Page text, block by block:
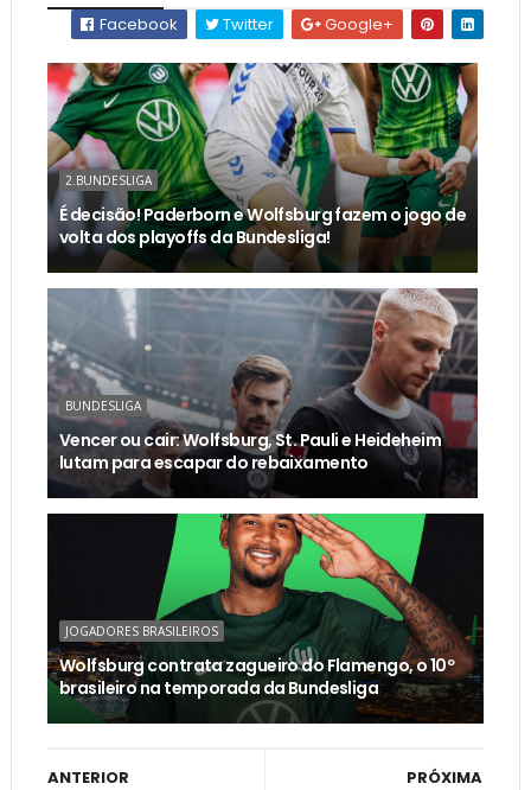
Facebook Twitter Google+
2.BUNDESLIGA
É decisão! Paderborn e Wolfsburg fazem o jogo de
volta dos playoffs da Bundesliga!
BUNDESLIGA
Vencer ou cair: Wolfsburg, St. Pauli e Heideheim
lutam para escapar do rebaixamento
JOGADORES BRASILEIROS
Wolfsburg contrata zagueiro do Flamengo, o 10º
brasileiro na temporada da Bundesliga
PRÓXIMA
ANTERIOR